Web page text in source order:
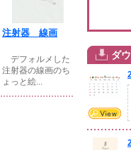
注射器 線画
デフォルメした
注射器の線画のち
ょっと絵...
ダ